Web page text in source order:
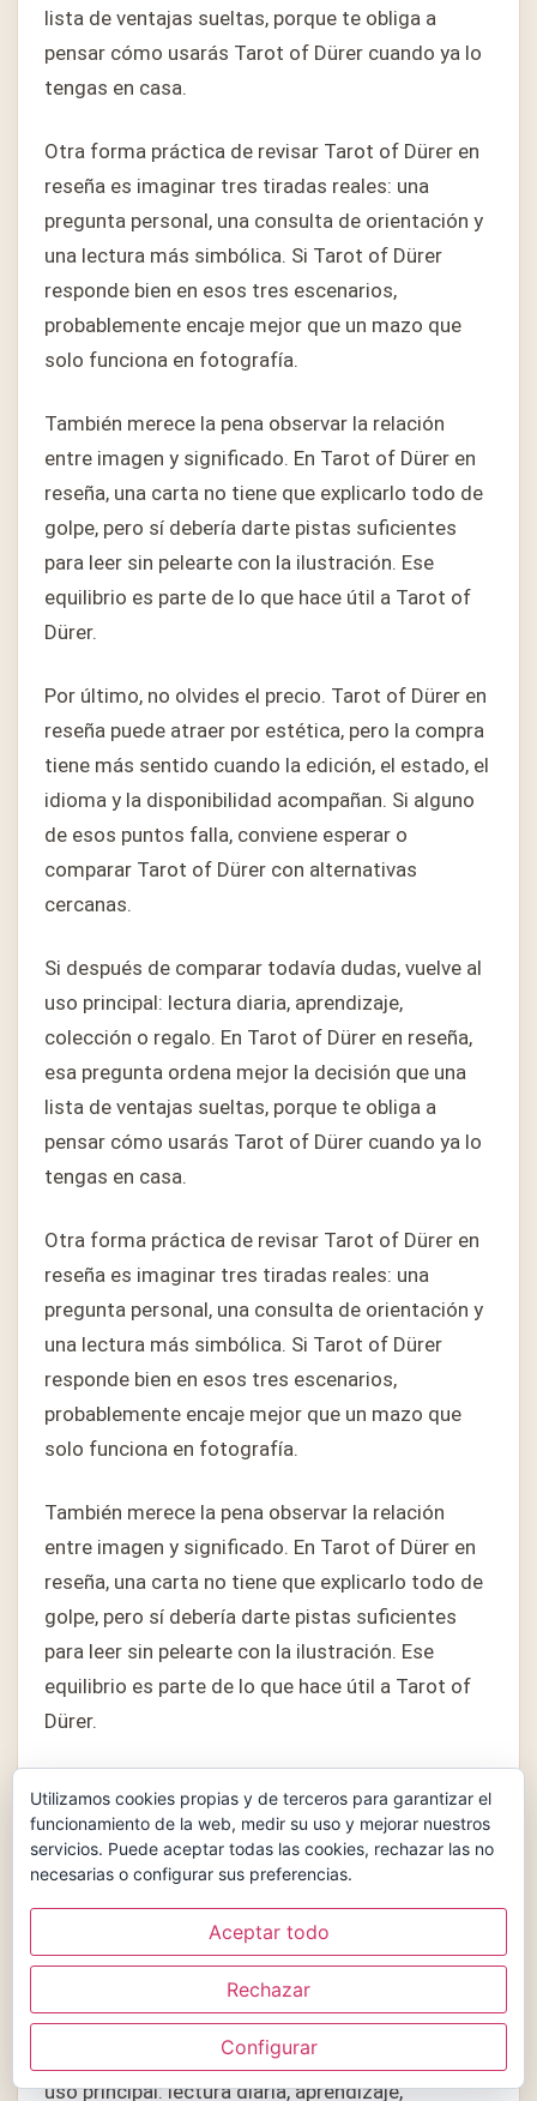
lista de ventajas sueltas, porque te obliga a
pensar cómo usarás Tarot of Dürer cuando ya lo
tengas en casa.
Otra forma práctica de revisar Tarot of Dürer en
reseña es imaginar tres tiradas reales: una
pregunta personal, una consulta de orientación y
una lectura más simbólica. Si Tarot of Dürer
responde bien en esos tres escenarios,
probablemente encaje mejor que un mazo que
solo funciona en fotografía.
También merece la pena observar la relación
entre imagen y significado. En Tarot of Dürer en
reseña, una carta no tiene que explicarlo todo de
golpe, pero sí debería darte pistas suficientes
para leer sin pelearte con la ilustración. Ese
equilibrio es parte de lo que hace útil a Tarot of
Dürer.
Por último, no olvides el precio. Tarot of Dürer en
reseña puede atraer por estética, pero la compra
tiene más sentido cuando la edición, el estado, el
idioma y la disponibilidad acompañan. Si alguno
de esos puntos falla, conviene esperar o
comparar Tarot of Dürer con alternativas
cercanas.
Si después de comparar todavía dudas, vuelve al
uso principal: lectura diaria, aprendizaje,
colección o regalo. En Tarot of Dürer en reseña,
esa pregunta ordena mejor la decisión que una
lista de ventajas sueltas, porque te obliga a
pensar cómo usarás Tarot of Dürer cuando ya lo
tengas en casa.
Otra forma práctica de revisar Tarot of Dürer en
reseña es imaginar tres tiradas reales: una
pregunta personal, una consulta de orientación y
una lectura más simbólica. Si Tarot of Dürer
responde bien en esos tres escenarios,
probablemente encaje mejor que un mazo que
solo funciona en fotografía.
También merece la pena observar la relación
entre imagen y significado. En Tarot of Dürer en
reseña, una carta no tiene que explicarlo todo de
golpe, pero sí debería darte pistas suficientes
para leer sin pelearte con la ilustración. Ese
equilibrio es parte de lo que hace útil a Tarot of
Dürer.
reseña puede atraer por estética, pero la compra
tiene más sentido cuando la edición, el estado, el
idioma y la disponibilidad acompañan. Si alguno
de esos puntos falla, conviene esperar o
comparar Tarot of Dürer con alternativas
Si después de comparar todavía dudas, vuelve al
uso principal: lectura diaria, aprendizaje,
Utilizamos cookies propias y de terceros para garantizar el
funcionamiento de la web, medir su uso y mejorar nuestros
servicios. Puede aceptar todas las cookies, rechazar las no
necesarias o configurar sus preferencias.
Aceptar todo
Rechazar
Configurar